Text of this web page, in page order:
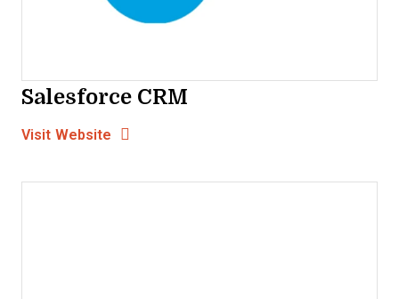
Salesforce CRM
Visit Website Opens New Window